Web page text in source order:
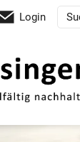
Login